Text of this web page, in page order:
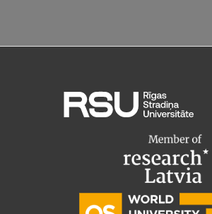
Starptautiskie projekti
Starptautiskie sadarbības partneri
EURAXESS RSU kontaktpunkts